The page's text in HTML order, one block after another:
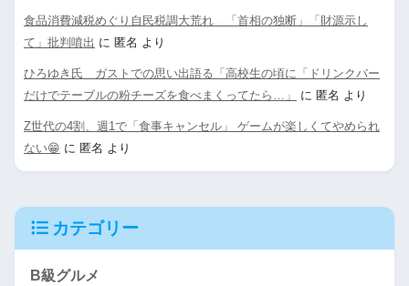
食品消費減税めぐり自民税調大荒れ 「首相の独断」「財源示し
て」批判噴出 に 匿名 より
ひろゆき氏 ガストでの思い出語る「高校生の頃に「ドリンクバー
だけでテーブルの粉チーズを食べまくってたら…」
に 匿名 より
Z世代の4割、週1で「食事キャンセル」 ゲームが楽しくてやめられ
ない😁 に 匿名 より
カテゴリー
B級グルメ